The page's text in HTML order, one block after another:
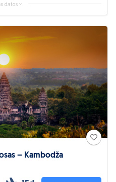
datos
– Kambodža